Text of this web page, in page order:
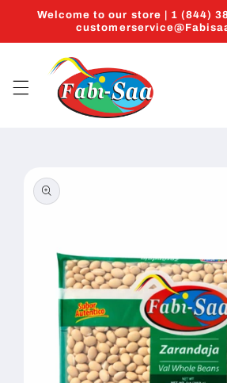
Skip to
Welcome to our store | 1 (844)
product
information